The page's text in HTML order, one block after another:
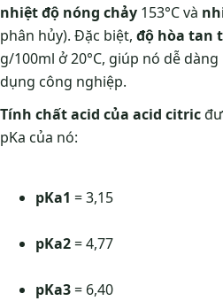
nhiệt độ nóng chảy 153°C và
phân hủy). Đặc biệt, độ hòa tan
g/100ml ở 20°C, giúp nó dễ
dụng công nghiệp.
Tính chất acid của acid citric
pKa của nó:
pKa1 = 3,15
pKa2= 4,77
pKa3= 6,40